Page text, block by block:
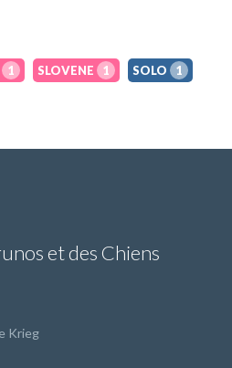
1 SLOVENE 1 SOLO 1
et des Chiens
Krieg